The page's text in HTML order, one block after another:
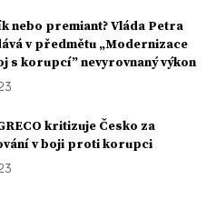
nebo premiant? Vláda Petra
v předmětu „Modernizace
s korupcí” nevyrovnaný výkon
kritizuje Česko za
v boji proti korupci